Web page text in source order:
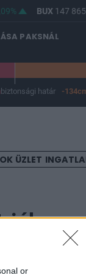
or
BUX147
PAKSNÁL
biztonsági határ -
ÜZLET